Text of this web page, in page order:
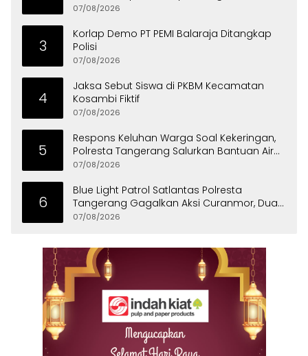
07/08/2026
3
Korlap Demo PT PEMI Balaraja Ditangkap
Polisi
07/08/2026
4
Jaksa Sebut Siswa di PKBM Kecamatan
Kosambi Fiktif
07/08/2026
5
Respons Keluhan Warga Soal Kekeringan,
Polresta Tangerang Salurkan Bantuan Air
Bersih ke Panongan
07/08/2026
6
Blue Light Patrol Satlantas Polresta
Tangerang Gagalkan Aksi Curanmor, Dua
Pria Diamankan
07/08/2026